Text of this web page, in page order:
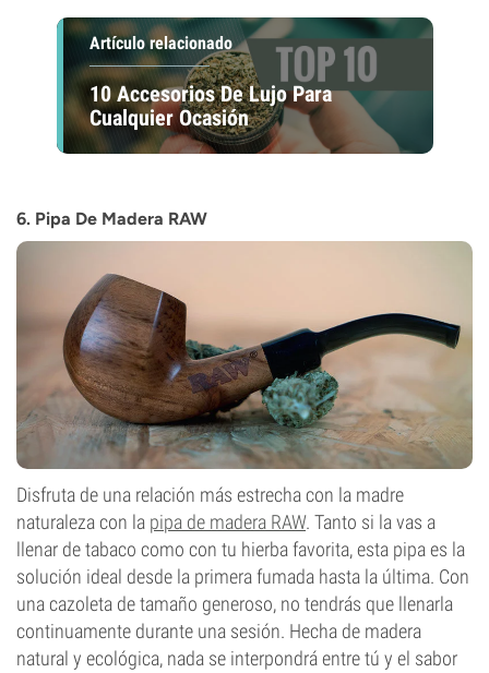
Artículo relacionado
10 Accesorios De Lujo Para
Cualquier Ocasión
6. Pipa De Madera RAW
Disfruta de una relación más estrecha con la madre
naturaleza con la pipa de madera RAW. Tanto si la vas a
llenar de tabaco como con tu hierba favorita, esta pipa es la
solución ideal desde la primera fumada hasta la última. Con
una cazoleta de tamaño generoso, no tendrás que llenarla
continuamente durante una sesión. Hecha de madera
natural y ecológica, nada se interpondrá entre tú y el sabor